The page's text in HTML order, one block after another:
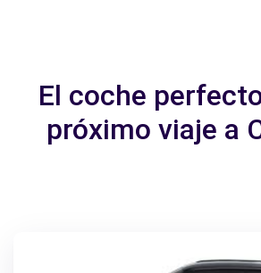
El coche
próximo viaje a